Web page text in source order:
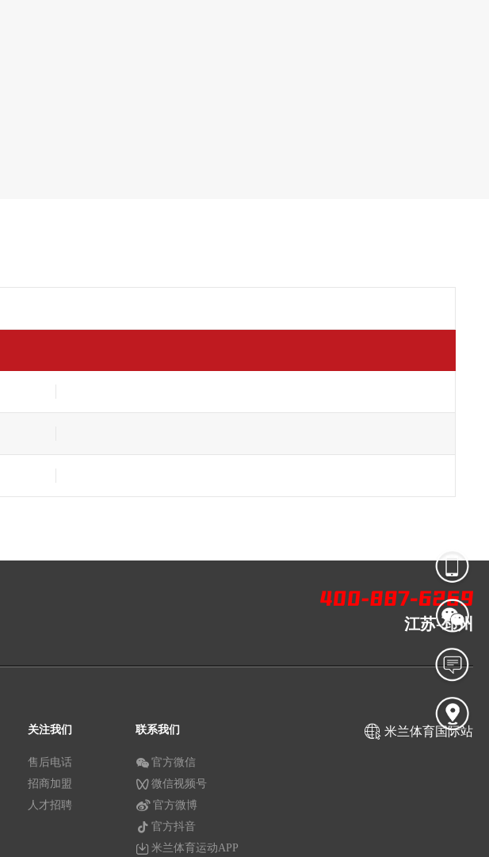
江苏-邳州
关注我们
售后电话
招商加盟
人才招聘
联系我们
官方微信
微信视频号
官方微博
官方抖音
米兰体育运动APP
米兰体育国际站